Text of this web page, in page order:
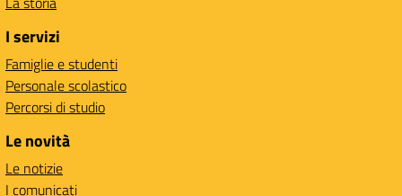
I servizi
Famiglie e studenti
Personale scolastico
Percorsi di studio
Le novità
Le notizie
I comunicati